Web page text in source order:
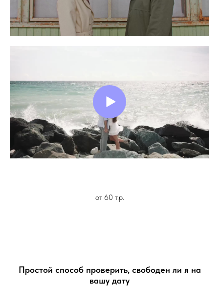
от 60 т.р.
Простой способ проверить, свободен ли я на
вашу дату